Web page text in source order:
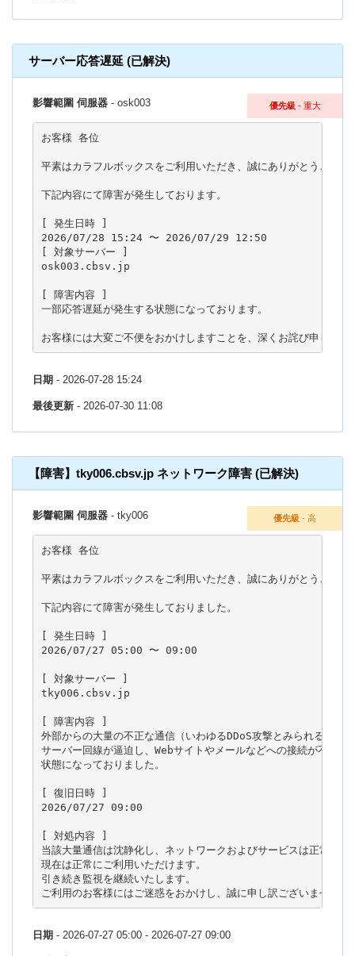
サーバー応答遅延 (已解決)
優先級 - 重大
影響範圍 伺服器 - osk003
お客様 各位
平素はカラフルボックスをご利用いただき、誠にありがとうござい
下記内容にて障害が発生しております。
[ 発生日時 ]
2026/07/28 15:24 〜 2026/07/29 12:50
[ 対象サーバー ]
osk003.cbsv.jp
[ 障害内容 ]
一部応答遅延が発生する状態になっております。
お客様には大変ご不便をおかけしますことを、深くお詫び申し上げ
日期 - 2026-07-28 15:24
最後更新 - 2026-07-30 11:08
【障害】tky006.cbsv.jp ネットワーク障害 (已解決)
優先級 - 高
影響範圍 伺服器 - tky006
お客様 各位
平素はカラフルボックスをご利用いただき、誠にありがとうござい
下記内容にて障害が発生しておりました。
[ 発生日時 ]
2026/07/27 05:00 〜 09:00
[ 対象サーバー ]
tky006.cbsv.jp
[ 障害内容 ]
外部からの大量の不正な通信（いわゆるDDoS攻撃とみられるトラ
サーバー回線が逼迫し、Webサイトやメールなどへの接続が不安定
状態になっておりました。
[ 復旧日時 ]
2026/07/27 09:00
[ 対処内容 ]
当該大量通信は沈静化し、ネットワークおよびサービスは正常に復
現在は正常にご利用いただけます。
引き続き監視を継続いたします。
ご利用のお客様にはご迷惑をおかけし、誠に申し訳ございませんで
日期 - 2026-07-27 05:00 - 2026-07-27 09:00